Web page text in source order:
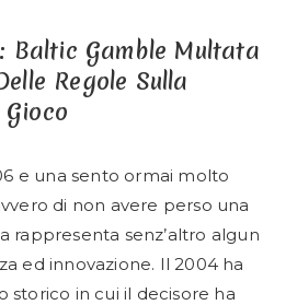
Baltic Gamble Multata
Regole Sulla
e una sento ormai molto
di non avere perso una
rappresenta senz’altro algun
ed innovazione. Il 2004 ha
storico in cui il decisore ha